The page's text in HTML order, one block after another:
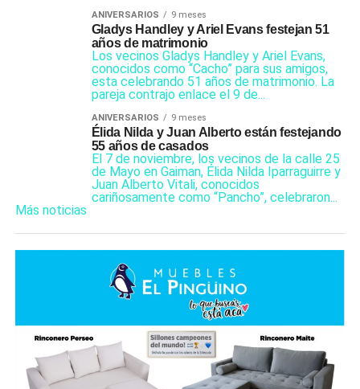
ANIVERSARIOS 9 meses
Gladys Handley y Ariel Evans festejan 51
años de matrimonio
Los vecinos Gladys Handley y Ariel Evans,
conocidos como “Cacho” para sus amigos,
esta celebrando 51 años de matrimonio. La
pareja contrajo enlace el 9 de...
ANIVERSARIOS 9 meses
Élida Nilda y Juan Alberto están festejando
55 años de casados
El 7 de noviembre, los vecinos de la calle 25
de Mayo en Gaiman, Élida Nilda Iparraguirre y
Juan Alberto Vitali, conocidos
cariñosamente como “Pancho”, celebraron...
Más noticias